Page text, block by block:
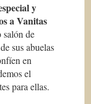
y
a Vanitas
salón de
sus abuelas
en
el
para ellas.